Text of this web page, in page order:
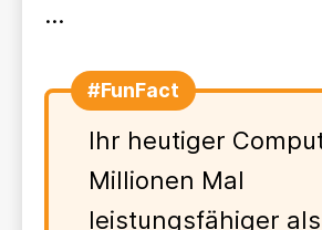
...
#FunFact
Ihr heutiger
Millionen Mal
leistungsfähiger